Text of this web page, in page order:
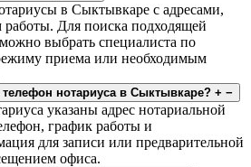
в Сыктывкаре с адресами,
Для поиска подходящей
выбрать специалиста по
приема или необходимым
телефон нотариуса в Сыктывкаре? + −
указаны адрес нотариальной
график работы и
для записи или предварительной
офиса.